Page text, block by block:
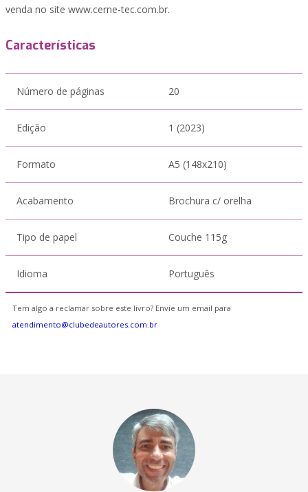
venda no site www.cerne-tec.com.br.
Características
Número de páginas 20
Edição 1 (2023)
Formato A5 (148x210)
Acabamento Brochura c/ orelha
Tipo de papel Couche 115g
Idioma Português
Tem algo a reclamar sobre este livro? Envie um email para
atendimento@clubedeautores.com.br